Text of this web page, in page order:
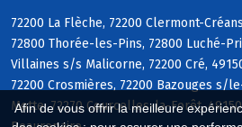
Afin de vous offrir la meilleure
72200 La Flèche, 72200 Clermont-
72800 Thorée-les-Pins, 72800 Luché-
Villaines s/s Malicorne, 72200 Cré,
72200 Crosmières, 72200 Bazouges s/
Motte, 72270 Courcelles-la-Forêt,